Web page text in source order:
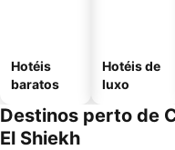
Hotéis
baratos
Hotéis de
luxo
Destinos perto de
El Shiekh